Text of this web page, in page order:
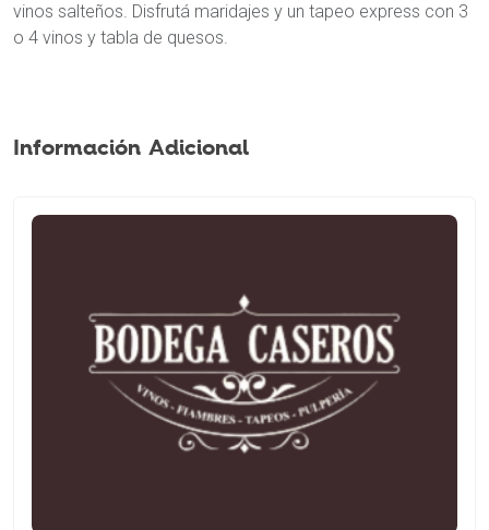
vinos salteños. Disfrutá maridajes y un tapeo express con 3
o 4 vinos y tabla de quesos.
Información Adicional